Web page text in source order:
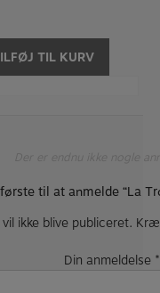
TIL KURV
Der er endnu ikke nogle
til at anmelde “La
ikke blive publiceret.
Din anmeldelse *